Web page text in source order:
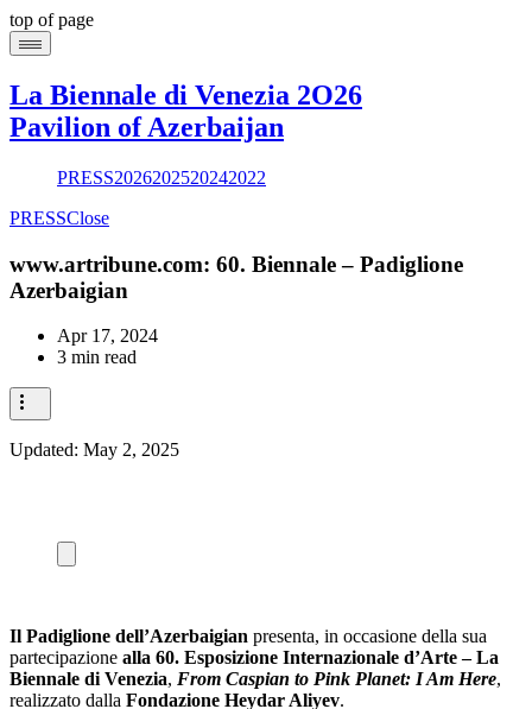
top of page
La Biennale di Venezia 2O26
Pavilion of Azerbaijan
PRESS2026202520242022
PRESSClose
www.artribune.com: 60. Biennale – Padiglione
Azerbaigian
Apr 17, 2024
3 min read
Updated: May 2, 2025
Il Padiglione dell’Azerbaigian presenta, in occasione della sua
partecipazione alla 60. Esposizione Internazionale d’Arte – La
Biennale di Venezia, From Caspian to Pink Planet: I Am Here,
realizzato dalla Fondazione Heydar Aliyev.